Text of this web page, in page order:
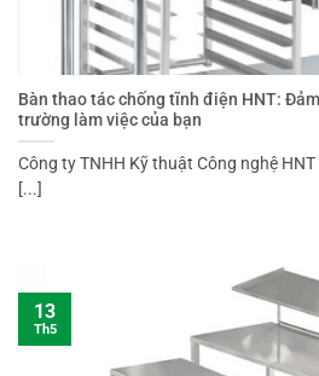
Bàn thao tác chống tĩnh điện HNT:
trường làm việc của bạn
Công ty TNHH Kỹ thuật Công nghệ
[...]
13
Th5